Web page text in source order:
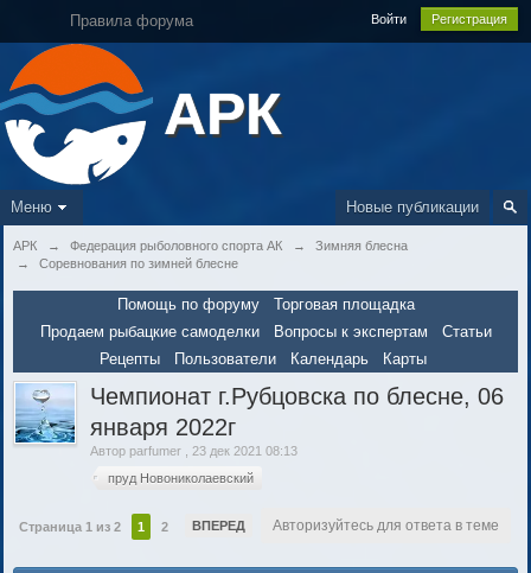
Правила форума Войти Регистрация
АРК
Новые публикации
Меню
АРК → Федерация рыболовного спорта АК →
Зимняя блесна
→
Соревнования по зимней блесне
Помощь по форуму
Торговая площадка
Продаем рыбацкие самоделки
Вопросы к экспертам
Статьи
Рецепты
Пользователи Календарь Карты
Чемпионат г.Рубцовска по блесне, 06
января 2022г
Автор parfumer
23 дек 2021 08:13
пруд Новониколаевский
Страница 1 из 2 1 2 ВПЕРЕД Авторизуйтесь для ответа в теме